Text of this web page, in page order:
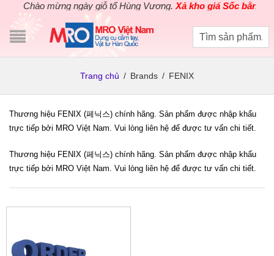
Chào mừng ngày giỗ tổ Hùng Vương.Xả kho giá Sốc bằng giá
Trang chủ / Brands / FENIX
Thương hiệu FENIX (페닉스) chính hãng. Sản phẩm được nhập khẩu
trực tiếp bởi MRO Việt Nam. Vui lòng liên hệ để được tư vấn chi tiết.
Thương hiệu FENIX (페닉스) chính hãng. Sản phẩm được nhập khẩu
trực tiếp bởi MRO Việt Nam. Vui lòng liên hệ để được tư vấn chi tiết.